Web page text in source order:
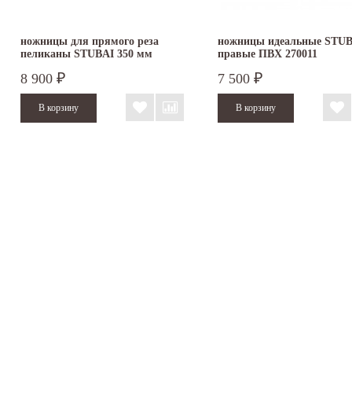
ножницы для прямого реза
пеликаны STUBAI 350 мм
8 900 ₽
ножницы идеальные
правые ПВХ 270011
7 500 ₽